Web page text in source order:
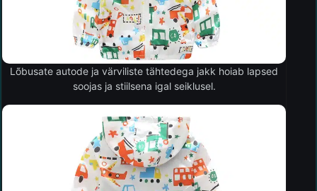
Lõbusate autode ja värviliste tähtedega jakk hoiab lapsed
soojas ja stiilsena igal seiklusel.